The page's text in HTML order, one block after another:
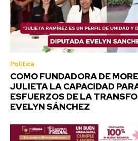
Política
COMO FUNDADORA DE
JULIETA LA CAPACIDAD
ESFUERZOS DE LA
EVELYN SÁNCHEZ